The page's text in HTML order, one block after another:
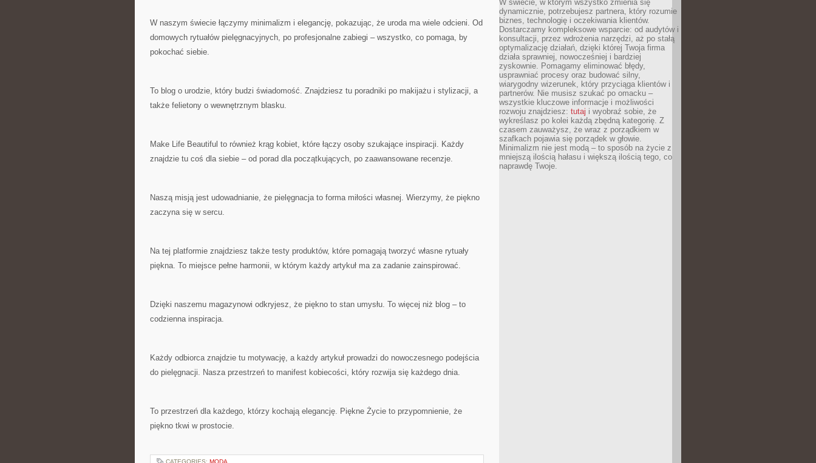
W naszym świecie łączymy minimalizm i elegancję, pokazując, że uroda ma wiele odcieni. Od
domowych rytuałów pielęgnacyjnych, po profesjonalne zabiegi – wszystko, co pomaga, by
pokochać siebie.
To blog o urodzie, który budzi świadomość. Znajdziesz tu poradniki po makijażu i stylizacji, a
także felietony o wewnętrznym blasku.
Make Life Beautiful to również krąg kobiet, które łączy osoby szukające inspiracji. Każdy
znajdzie tu coś dla siebie – od porad dla początkujących, po zaawansowane recenzje.
Naszą misją jest udowadnianie, że pielęgnacja to forma miłości własnej. Wierzymy, że piękno
zaczyna się w sercu.
Na tej platformie znajdziesz także testy produktów, które pomagają tworzyć własne rytuały
piękna. To miejsce pełne harmonii, w którym każdy artykuł ma za zadanie zainspirować.
Dzięki naszemu magazynowi odkryjesz, że piękno to stan umysłu. To więcej niż blog – to
codzienna inspiracja.
Każdy odbiorca znajdzie tu motywację, a każdy artykuł prowadzi do nowoczesnego podejścia
do pielęgnacji. Nasza przestrzeń to manifest kobiecości, który rozwija się każdego dnia.
To przestrzeń dla każdego, którzy kochają elegancję. Piękne Życie to przypomnienie, że
piękno tkwi w prostocie.
CATEGORIES: MODA
W świecie, w którym wszystko zmienia się
dynamicznie, potrzebujesz partnera, który rozumie
biznes, technologię i oczekiwania klientów.
Dostarczamy kompleksowe wsparcie: od audytów i
konsultacji, przez wdrożenia narzędzi, aż po stałą
optymalizację działań, dzięki której Twoja firma
działa sprawniej, nowocześniej i bardziej
zyskownie. Pomagamy eliminować błędy,
usprawniać procesy oraz budować silny,
wiarygodny wizerunek, który przyciąga klientów i
partnerów. Nie musisz szukać po omacku –
wszystkie kluczowe informacje i możliwości
rozwoju znajdziesz: tutaj i wyobraź sobie, że
wykreślasz po kolei każdą zbędną kategorię. Z
czasem zauważysz, że wraz z porządkiem w
szafkach pojawia się porządek w głowie.
Minimalizm nie jest modą – to sposób na życie z
mniejszą ilością hałasu i większą ilością tego, co
naprawdę Twoje.